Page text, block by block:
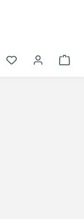
Du hast 0